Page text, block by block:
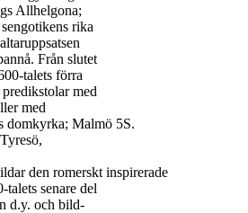
Allhelgona;
rika
Från slutet
talets förra
med
med
domkyrka; Malmö 5S.
den romerskt inspirerade
talets senare del
d.y. och bild-